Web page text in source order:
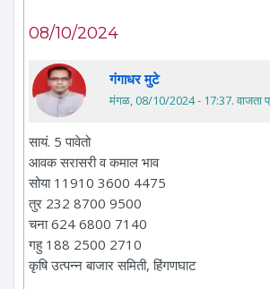
08/10/2024
गंगाधर मुटे
मंगळ, 08/10/2024 - 17:37. वाजता
सायं. 5 पावेतो
आवक सरासरी व कमाल भाव
सोया 11910 3600 4475
तुर 232 8700 9500
चना 624 6800 7140
गहु 188 2500 2710
कृषि उत्पन्न बाजार समिती, हिंगणघाट